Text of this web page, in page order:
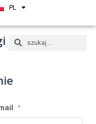
PL
EN
*